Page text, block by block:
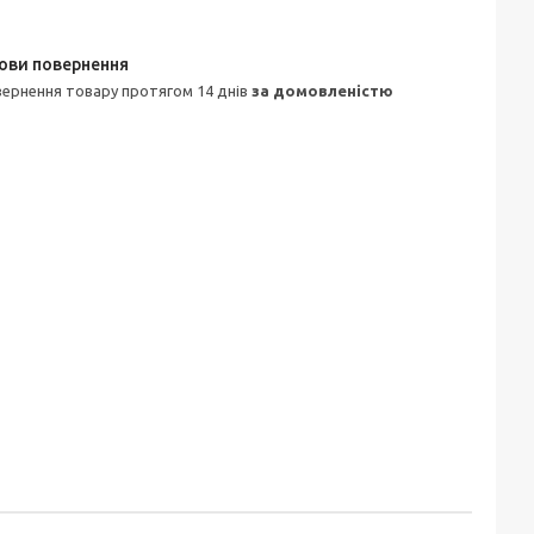
товару протягом 14 днів за домовленістю